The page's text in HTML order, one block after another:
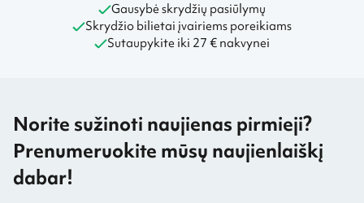
Gausybė skrydžių pasiūlymų
Skrydžio bilietai įvairiems poreikiams
Sutaupykite iki 27 € nakvynei
Norite sužinoti naujienas pirmieji?
Prenumeruokite mūsų naujienlaiškį
dabar!